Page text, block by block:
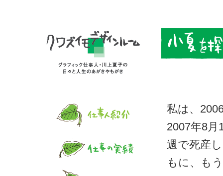
私は、
2007年8月
週で死産
もに、も